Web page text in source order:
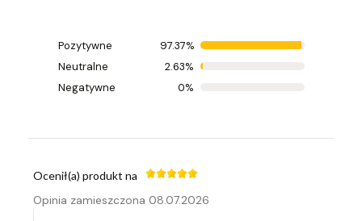
Pozytywne
97.37%
Neutralne
2.63%
Negatywne
0%
Ocenił(a) produkt na
Opinia zamieszczona 15.07.2026
Ocenił(a) produkt na
Opinia zamieszczona 08.07.2026